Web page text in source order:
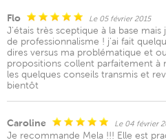
Flo Le 05 février 2015
J'étais très sceptique à la base
de professionnalisme ! j'ai fait
dires versus ma problématique et
propositions collent parfaitement à
les quelques conseils transmis et
bientôt
Caroline Le 04 février
Je recommande Mela !!! Elle est